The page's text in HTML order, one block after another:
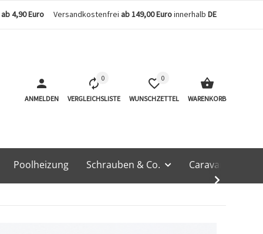
ab 4,90 Euro Versandkostenfrei ab 149,00 Euroinnerhalb DE
ANMELDEN
0
VERGLEICHSLISTE
0
WUNSCHZETTEL WARENKORB
Poolheizung Schrauben & Co. Caravan &